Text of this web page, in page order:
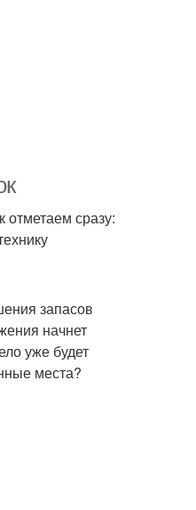
отметаем сразу:
запасов
начнет
уже будет
места?